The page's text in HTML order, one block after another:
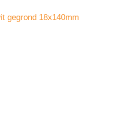
gegrond 18x140mm